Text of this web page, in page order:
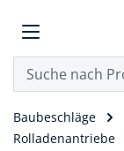
Baubeschläge
Rolladenantriebe